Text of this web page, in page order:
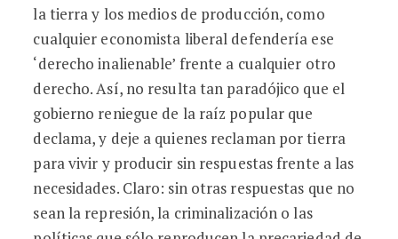
la tierra y los medios de producción, como
cualquier economista liberal defendería ese
‘derecho inalienable’ frente a cualquier otro
derecho. Así, no resulta tan paradójico que el
gobierno reniegue de la raíz popular que
declama, y deje a quienes reclaman por tierra
para vivir y producir sin respuestas frente a las
necesidades. Claro: sin otras respuestas que no
sean la represión, la criminalización o las